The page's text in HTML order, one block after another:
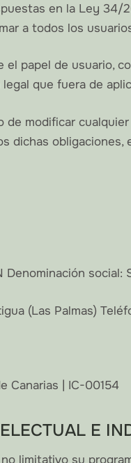
en la Ley 34/
a todos los
papel de usuario,
que fuera de
de modificar
dichas
social:
(Las Palmas)
Canarias | IC-00154
E